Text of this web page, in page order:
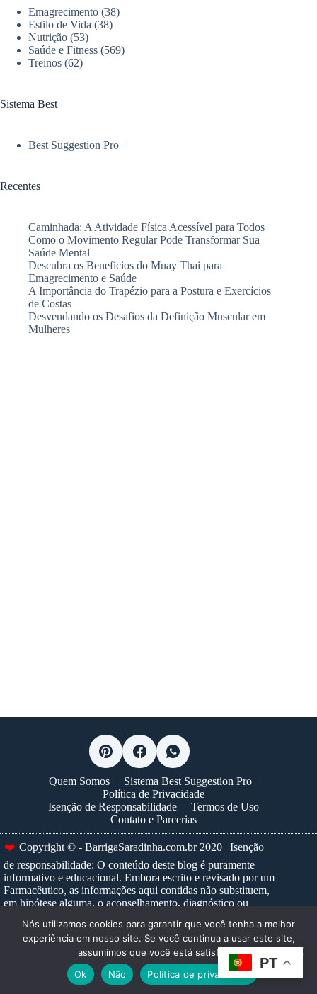
saúde
e
bem-
estar
Emagrecimento (38)
Estilo de Vida (38)
Nutrição (53)
Saúde e Fitness (569)
Treinos (62)
Sistema Best
Best Suggestion Pro +
Recentes
Caminhada: A Atividade Física Acessível para Todos
Como o Movimento Regular Pode Transformar Sua
Saúde Mental
Descubra os Benefícios do Muay Thai para
Emagrecimento e Saúde
A Importância do Trapézio para a Postura e Exercícios
de Costas
Desvendando os Desafios da Definição Muscular em
Mulheres
Quem Somos
Sistema Best Suggestion Pro+
Política de Privacidade
Isenção de Responsabilidade
Termos de Uso
Contato e Parcerias
❤️ Copyright © - BarrigaSaradinha.com.br 2020 | Isenção
de responsabilidade: O conteúdo deste blog é puramente
informativo e educacional. Embora escrito e revisado por um
Farmacêutico, as informações aqui contidas não substituem,
em hipótese alguma, o aconselhamento, diagnóstico ou
médico ou adie a busca por um, devido a algo que tenha lido
neste site. Para prescrições e tratamentos específicos,
consulte sempre um profissional de saúde habilitado.Saiba
PT
Nós utilizamos cookies para garantir que você tenha a melhor
experiência em nosso site. Se você continua a usar este site,
assumimos que você está satisfeito.
Ok
Não Política de privacidade